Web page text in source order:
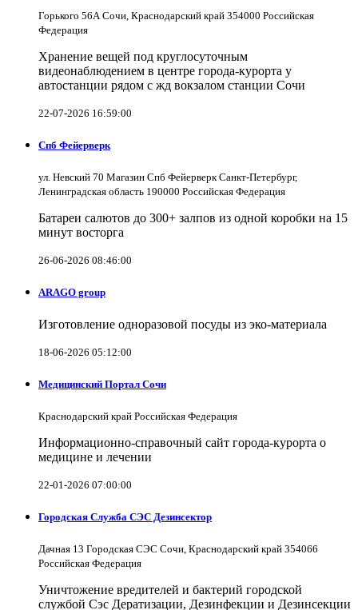
Горького 56А Сочи, Краснодарский край 354000 Российская
Федерация
Хранение вещей под круглосуточным
видеонаблюдением в центре города-курорта у
автостанции рядом с жд вокзалом станции Сочи
22-07-2026 16:59:00
Спб Фейерверк
ул. Невский 70 Магазин Спб Фейерверк Санкт-Петербург,
Ленинградская область 190000 Российская Федерация
Батареи салютов до 300+ залпов из одной коробки на 15
минут восторга
26-06-2026 08:46:00
ARAGO group
Изготовление одноразовой посуды из эко-материала
18-06-2026 05:12:00
Медицинский Портал Сочи
Краснодарский край Российская Федерация
Информационно-справочный сайт города-курорта о
медицине и лечении
22-01-2026 07:00:00
Городская Служба СЭС Дезинсектор
Дачная 13 Городская СЭС Сочи, Краснодарский край 354066
Российская Федерация
Уничтожение вредителей и бактерий городской
службой Сэс Дератизации, Дезинфекции и Дезинсекции